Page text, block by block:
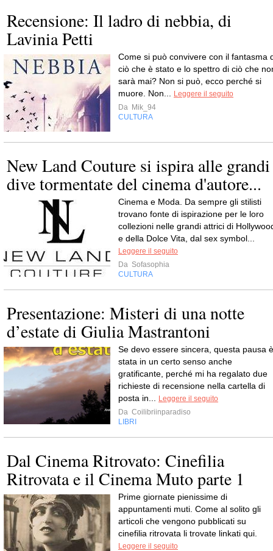
Recensione: Il ladro di nebbia, di
Lavinia Petti
Come si può convivere con il fantasma
ciò che è stato e lo spettro di ciò che
sarà mai? Non si può, ecco perché si
muore. Non...
Leggere il seguito
Da Mik_94
CULTURA
New Land Couture si ispira alle grandi
dive tormentate del cinema d'autore...
Cinema e Moda. Da sempre gli stilisti
trovano fonte di ispirazione per le loro
collezioni nelle grandi attrici di
e della Dolce Vita, dal sex symbol...
Leggere il seguito
Da Sofasophia
CULTURA
Presentazione: Misteri di una notte
d’estate di Giulia Mastrantoni
Se devo essere sincera, questa pausa è
stata in un certo senso anche
gratificante, perché mi ha regalato due
richieste di recensione nella cartella di
posta in...
Leggere il seguito
Da Coilibriinparadiso
LIBRI
Dal Cinema Ritrovato: Cinefilia
Ritrovata e il Cinema Muto parte 1
Prime giornate pienissime di
appuntamenti muti. Come al solito gli
articoli che vengono pubblicati su
cinefilia ritrovata li trovate linkati qui.
Leggere il seguito